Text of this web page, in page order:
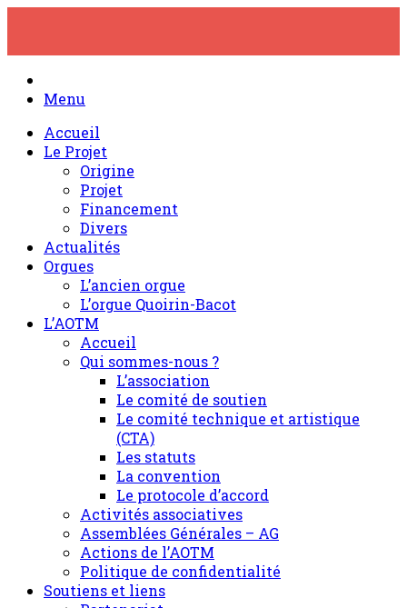
content
Menu
Accueil
Le Projet
Origine
Projet
Financement
Divers
Actualités
Orgues
L’ancien orgue
L’orgue Quoirin-Bacot
L’AOTM
Accueil
Qui sommes-nous ?
L’association
Le comité de soutien
Le comité technique et artistique
(CTA)
Les statuts
La convention
Le protocole d’accord
Activités associatives
Assemblées Générales – AG
Actions de l’AOTM
Politique de confidentialité
Soutiens et liens